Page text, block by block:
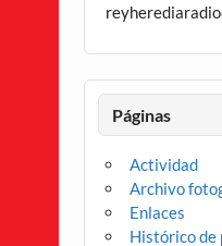
Páginas
Actividad
Archivo
Enlaces
Histórico de